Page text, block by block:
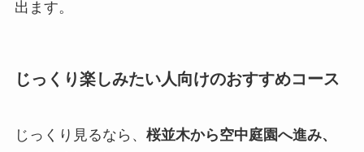
出ます。
じっくり楽しみたい人向けのおすすめコース
じっくり見るなら、 桜並木から空中庭園へ進み、